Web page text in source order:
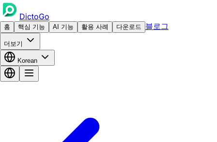
DictoGo
홈 핵심 기능 AI 기능 활용 사례 다운로드 블로그
더보기
Korean